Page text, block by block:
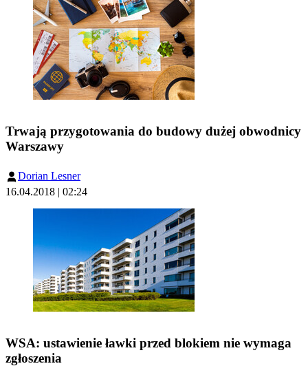
Trwają przygotowania do budowy dużej obwodnicy
Warszawy
Dorian Lesner
16.04.2018 | 02:24
WSA: ustawienie ławki przed blokiem nie wymaga
zgłoszenia